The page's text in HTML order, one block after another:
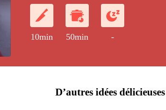
10min 50min -
D’autres idées délicieuses